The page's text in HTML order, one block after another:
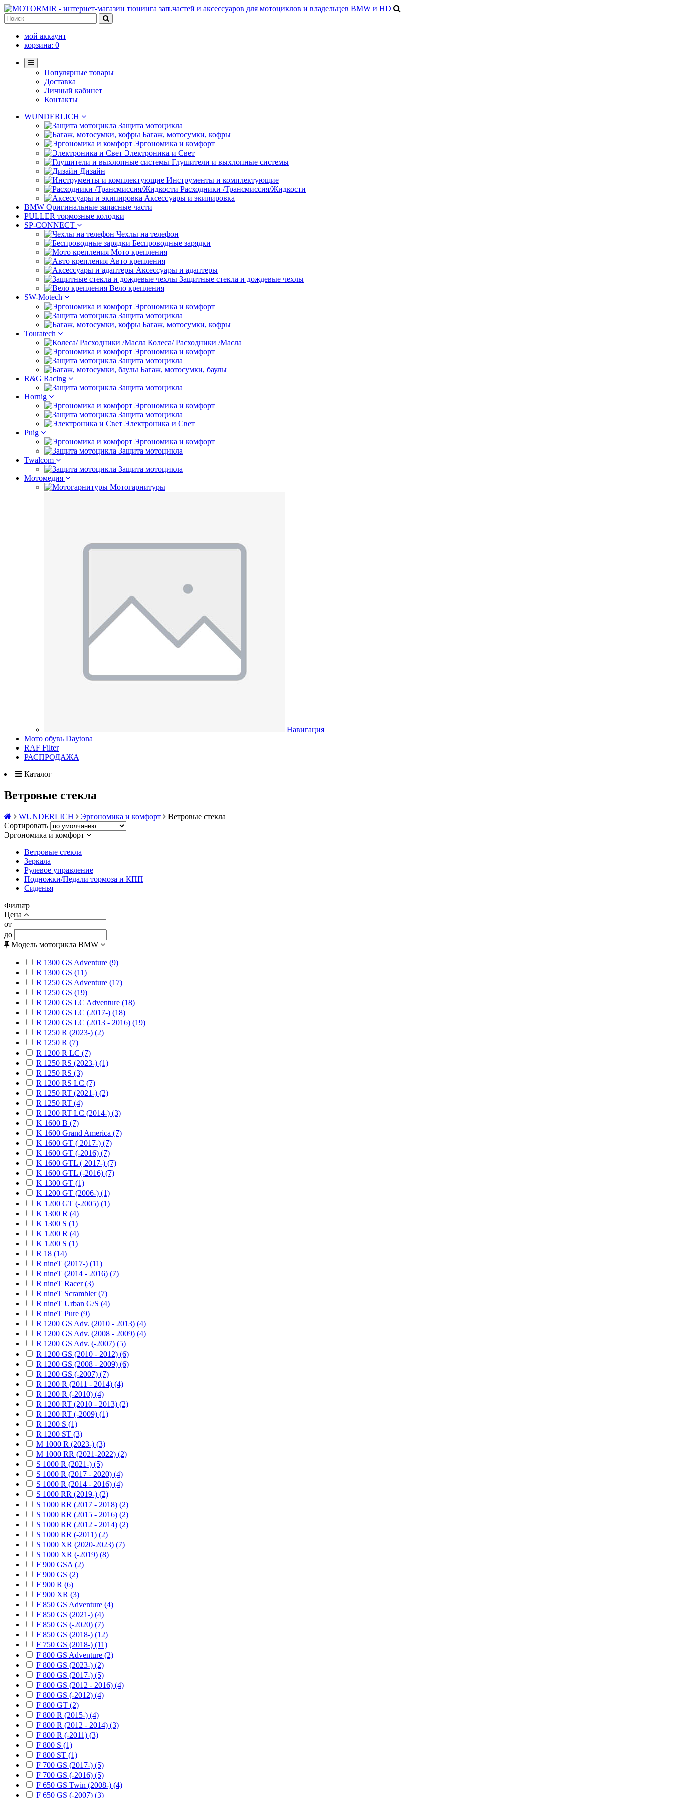
мой аккаунт
корзина: 0
Популярные товары
Доставка
Личный кабинет
Контакты
WUNDERLICH
Защита мотоцикла
Багаж, мотосумки, кофры
Эргономика и комфорт
Электроника и Свет
Глушители и выхлопные системы
Дизайн
Инструменты и комплектующие
Расходники /Трансмиссия/Жидкости
Аксессуары и экипировка
BMW Оригинальные запасные части
PULLER тормозные колодки
SP-CONNECT
Чехлы на телефон
Беспроводные зарядки
Мото крепления
Авто крепления
Аксессуары и адаптеры
Защитные стекла и дождевые чехлы
Вело крепления
SW-Motech
Эргономика и комфорт
Защита мотоцикла
Багаж, мотосумки, кофры
Touratech
Колеса/ Расходники /Масла
Эргономика и комфорт
Защита мотоцикла
Багаж, мотосумки, баулы
R&G Racing
Защита мотоцикла
Hornig
Эргономика и комфорт
Защита мотоцикла
Электроника и Свет
Puig
Эргономика и комфорт
Защита мотоцикла
Twalcom
Защита мотоцикла
Мотомедия
Мотогарнитуры
Навигация
Мото обувь Daytona
RAF Filter
РАСПРОДАЖА
Каталог
Ветровые стекла
WUNDERLICH Эргономика и комфорт
Ветровые стекла
Сортировать
Эргономика и комфорт
Ветровые стекла
Зеркала
Рулевое управление
Подножки/Педали тормоза и КПП
Сиденья
Фильтр
Цена
от
до
Модель мотоцикла BMW
R 1300 GS Adventure (9)
R 1300 GS (11)
R 1250 GS Adventure (17)
R 1250 GS (19)
R 1200 GS LC Adventure (18)
R 1200 GS LC (2017-) (18)
R 1200 GS LC (2013 - 2016) (19)
R 1250 R (2023-) (2)
R 1250 R (7)
R 1200 R LC (7)
R 1250 RS (2023-) (1)
R 1250 RS (3)
R 1200 RS LC (7)
R 1250 RT (2021-) (2)
R 1250 RT (4)
R 1200 RT LC (2014-) (3)
K 1600 B (7)
K 1600 Grand America (7)
K 1600 GT ( 2017-) (7)
K 1600 GT (-2016) (7)
K 1600 GTL ( 2017-) (7)
K 1600 GTL (-2016) (7)
K 1300 GT (1)
K 1200 GT (2006-) (1)
K 1200 GT (-2005) (1)
K 1300 R (4)
K 1300 S (1)
K 1200 R (4)
K 1200 S (1)
R 18 (14)
R nineT (2017-) (11)
R nineT (2014 - 2016) (7)
R nineT Racer (3)
R nineT Scrambler (7)
R nineT Urban G/S (4)
R nineT Pure (9)
R 1200 GS Adv. (2010 - 2013) (4)
R 1200 GS Adv. (2008 - 2009) (4)
R 1200 GS Adv. (-2007) (5)
R 1200 GS (2010 - 2012) (6)
R 1200 GS (2008 - 2009) (6)
R 1200 GS (-2007) (7)
R 1200 R (2011 - 2014) (4)
R 1200 R (-2010) (4)
R 1200 RT (2010 - 2013) (2)
R 1200 RT (-2009) (1)
R 1200 S (1)
R 1200 ST (3)
M 1000 R (2023-) (3)
M 1000 RR (2021-2022) (2)
S 1000 R (2021-) (5)
S 1000 R (2017 - 2020) (4)
S 1000 R (2014 - 2016) (4)
S 1000 RR (2019-) (2)
S 1000 RR (2017 - 2018) (2)
S 1000 RR (2015 - 2016) (2)
S 1000 RR (2012 - 2014) (2)
S 1000 RR (-2011) (2)
S 1000 XR (2020-2023) (7)
S 1000 XR (-2019) (8)
F 900 GSA (2)
F 900 GS (2)
F 900 R (6)
F 900 XR (3)
F 850 GS Adventure (4)
F 850 GS (2021-) (4)
F 850 GS (-2020) (7)
F 850 GS (2018-) (12)
F 750 GS (2018-) (11)
F 800 GS Adventure (2)
F 800 GS (2023-) (2)
F 800 GS (2017-) (5)
F 800 GS (2012 - 2016) (4)
F 800 GS (-2012) (4)
F 800 GT (2)
F 800 R (2015-) (4)
F 800 R (2012 - 2014) (3)
F 800 R (-2011) (3)
F 800 S (1)
F 800 ST (1)
F 700 GS (2017-) (5)
F 700 GS (-2016) (5)
F 650 GS Twin (2008-) (4)
F 650 GS (-2007) (3)